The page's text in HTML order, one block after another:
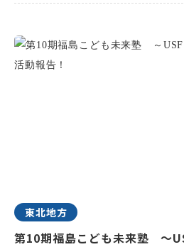
東北地方
第10期福島こども未来塾 ～